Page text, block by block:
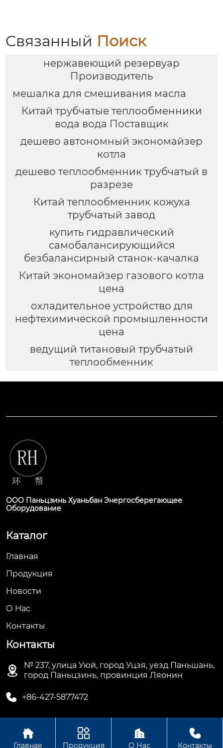
Связанный Поиск
нержавеющий резервуар
Производитель
мешалка для смешивания масла
Китай трубчатые теплообменники
вода вода Поставщик
дешево автономный экономайзер
котла
дешево теплообменник трубчатый в
разрезе
Китай теплообменник кожуха
трубчатый завод
купить гидравлический
самобалансирующийся
безбалансирный станок-качалка
Китай экономайзер газового котла
цена
охладительное устройство для
нефтехимической промышленности
цена
ведущий титановый трубчатый
теплообменник
ООО Паньцзинь Хуаньбан Энергосберегающее
Оборудование
Каталог
Главная
Продукция
Новости
О Hас
Контакты
Контакты

№ 237, улица Уюй, город Уцзя, уезд Паньшань,
город Паньцзинь, провинция Ляонин
 +86-427-5877472
Авторское право©ООО Паньцзинь Хуаньбан

Главная

Продукция

О Нас

Контакты